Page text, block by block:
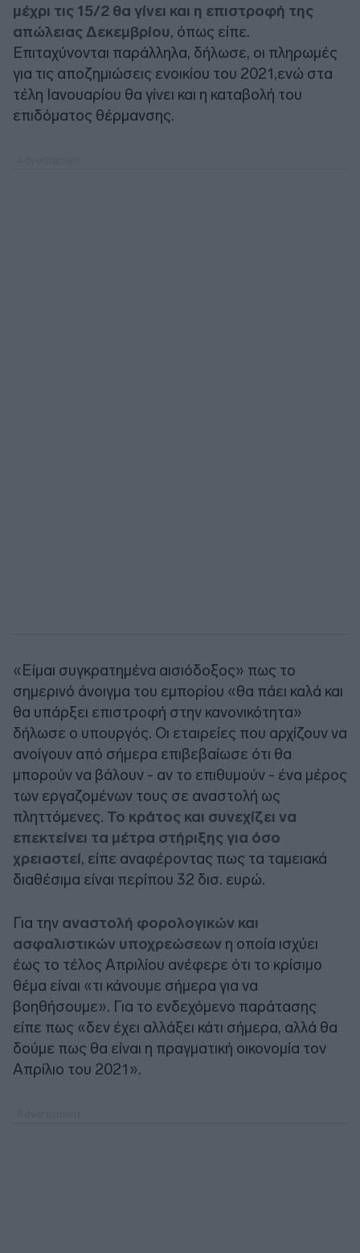
μέχρι τις 15/2 θα γίνει και η επιστροφή της
απώλειας Δεκεμβρίου, όπως είπε.
Επιταχύνονται παράλληλα, δήλωσε, οι πληρωμές
για τις αποζημιώσεις ενοικίου του 2021,ενώ στα
τέλη Ιανουαρίου θα γίνει και η καταβολή του
επιδόματος θέρμανσης.
«Είμαι συγκρατημένα αισιόδοξος» πως το
σημερινό άνοιγμα του εμπορίου «θα πάει καλά και
θα υπάρξει επιστροφή στην κανονικότητα»
δήλωσε ο υπουργός. Οι εταιρείες που αρχίζουν να
ανοίγουν από σήμερα επιβεβαίωσε ότι θα
μπορούν να βάλουν - αν το επιθυμούν - ένα μέρος
των εργαζομένων τους σε αναστολή ως
πληττόμενες. Το κράτος και συνεχίζει να
επεκτείνει τα μέτρα στήριξης για όσο
χρειαστεί, είπε αναφέροντας πως τα ταμειακά
διαθέσιμα είναι περίπου 32 δισ. ευρώ.
Για την αναστολή φορολογικών και
ασφαλιστικών υποχρεώσεων η οποία ισχύει
έως το τέλος Απριλίου ανέφερε ότι το κρίσιμο
θέμα είναι «τι κάνουμε σήμερα για να
βοηθήσουμε». Για το ενδεχόμενο παράτασης
είπε πως «δεν έχει αλλάξει κάτι σήμερα, αλλά θα
δούμε πως θα είναι η πραγματική οικονομία τον
Απρίλιο του 2021».